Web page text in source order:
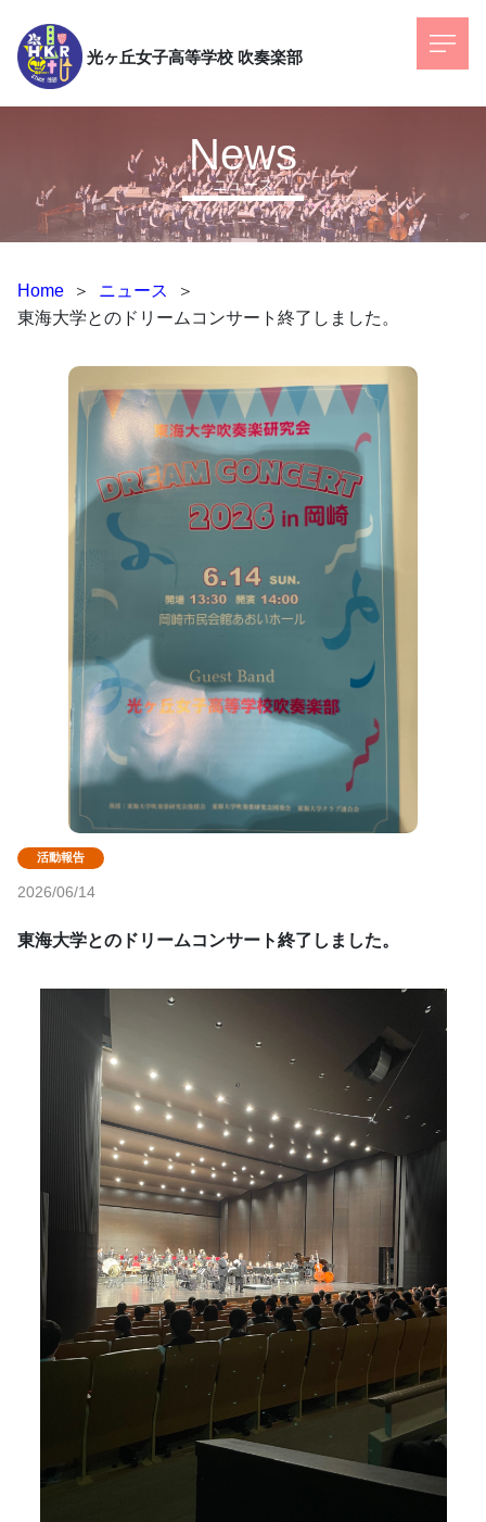
光ヶ丘女子高等学校 吹奏楽部
ニュース
News
Home ＞ ニュース
＞
東海大学とのドリームコンサート終了しました。
2026/06/14
東海大学とのドリームコンサート終了しました。